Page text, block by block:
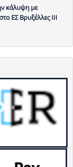
κάλυψη με
ΕΣ Βρυξέλλες ΙΙΙ